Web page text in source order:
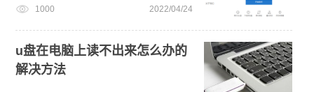
1000 2022/04/24
u盘在电脑上读不出来怎么办的
解决方法